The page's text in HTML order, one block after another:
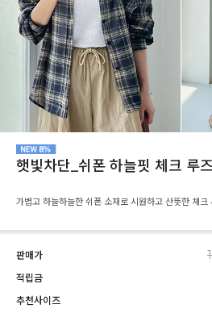
햇빛차단_쉬폰 하늘핏 체크 루
가볍고 하늘하늘한 쉬폰 소재로 시원하고 산뜻한 체크
판매가
적립금
추천사이즈